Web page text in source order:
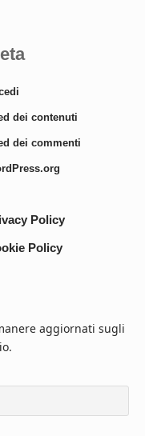
dei contenuti
dei commenti
Policy
Policy
aggiornati sugli